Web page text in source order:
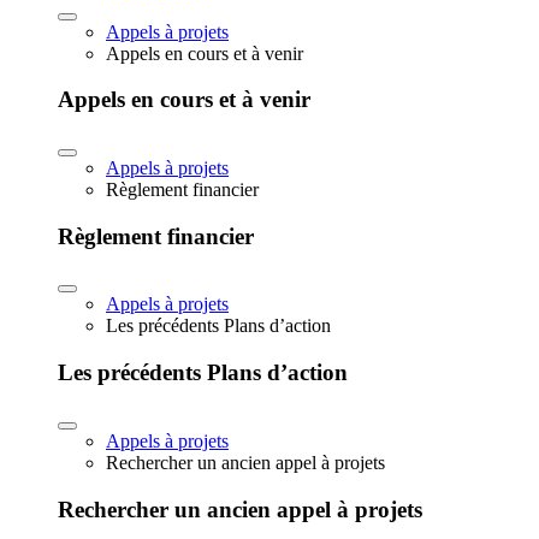
Appels à projets
Appels en cours et à venir
Appels en cours et à venir
Appels à projets
Règlement financier
Règlement financier
Appels à projets
Les précédents Plans d’action
Les précédents Plans d’action
Appels à projets
Rechercher un ancien appel à projets
Rechercher un ancien appel à projets